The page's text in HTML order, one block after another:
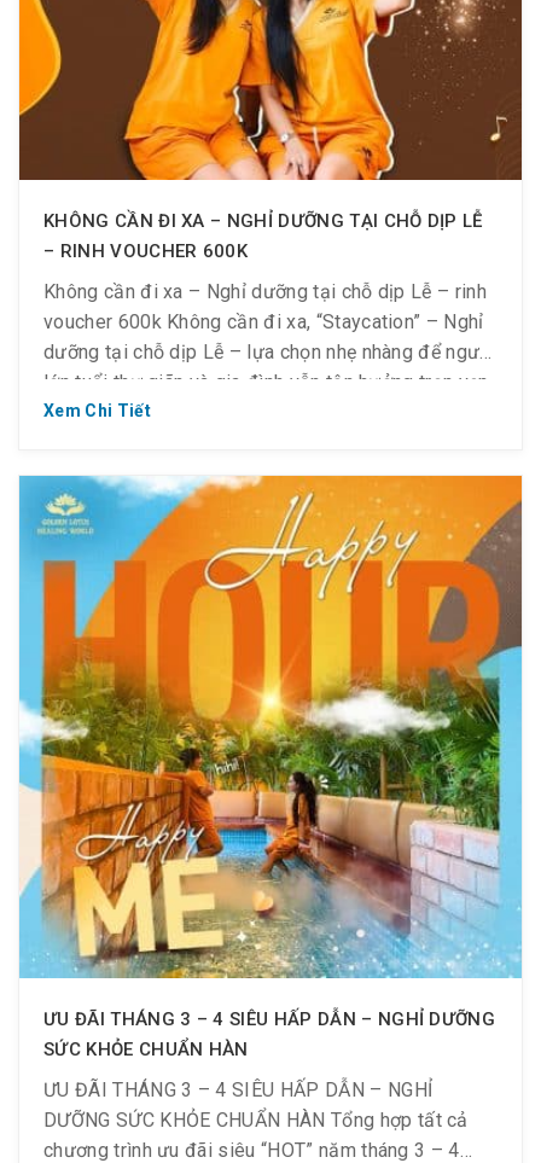
KHÔNG CẦN ĐI XA – NGHỈ DƯỠNG TẠI CHỖ DỊP LỄ
– RINH VOUCHER 600K
Không cần đi xa – Nghỉ dưỡng tại chỗ dịp Lễ – rinh
voucher 600k Không cần đi xa, “Staycation” – Nghỉ
dưỡng tại chỗ dịp Lễ – lựa chọn nhẹ nhàng để người
lớn tuổi thư giãn và gia đình vẫn tận hưởng trọn vẹn
bên nhau. Ngay tại Sài Gòn, khu phức hợp […]
Xem Chi Tiết
ƯU ĐÃI THÁNG 3 – 4 SIÊU HẤP DẪN – NGHỈ DƯỠNG
SỨC KHỎE CHUẨN HÀN
ƯU ĐÃI THÁNG 3 – 4 SIÊU HẤP DẪN – NGHỈ
DƯỠNG SỨC KHỎE CHUẨN HÀN Tổng hợp tất cả
chương trình ưu đãi siêu “HOT” năm tháng 3 – 4